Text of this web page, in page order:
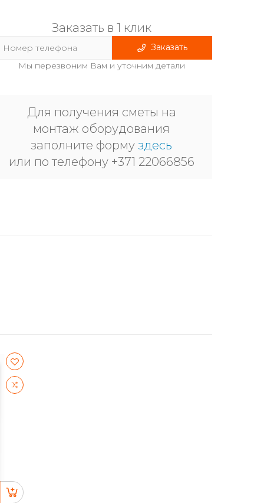
Заказать в 1 клик
Заказать
Мы перезвоним Вам и уточним детали
Для получения сметы на
монтаж оборудования
заполните форму здесь
или по телефону +371 22066856